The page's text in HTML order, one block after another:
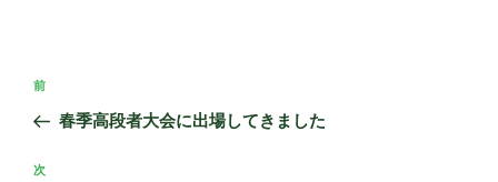
投
ナ
ビ
前
の
稿
前
春季高段者大会に出場してきました
次
次